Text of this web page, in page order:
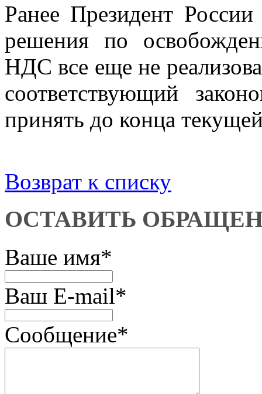
Ранее Президент
решения по
НДС все еще не
соответствующий
принять до конца
Возврат к списку
ОСТАВИТЬ
Ваше имя*
Ваш E-mail*
Сообщение*